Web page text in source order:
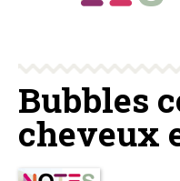
Bubbles
cheveux